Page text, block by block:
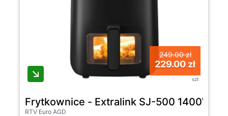
249.00 zł
229.00 zł
szt
Frytkownice - Extralink SJ-500 1400W 5l
RTV Euro AGD